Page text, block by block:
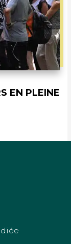
EN PLEINE